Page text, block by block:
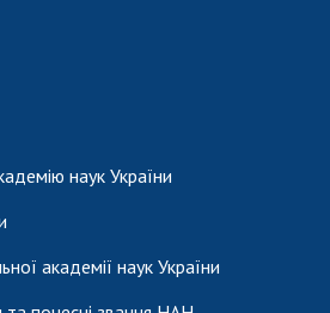
наук України
академії наук України